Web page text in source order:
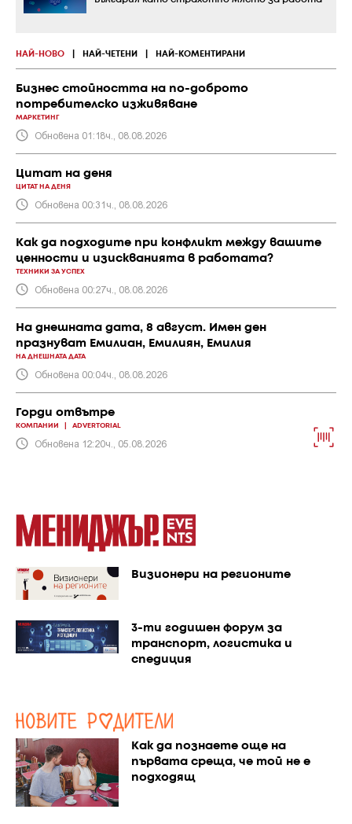
НАЙ-НОВО НАЙ-ЧЕТЕНИ НАЙ-КОМЕНТИРАНИ
Бизнес стойността на по-доброто
потребителско изживяване
МАРКЕТИНГ
Обновена 01:18ч., 08.08.2026
Цитат на деня
ЦИТАТ НА ДЕНЯ
Обновена 00:31ч., 08.08.2026
Как да подходите при конфликт между вашите
ценности и изискванията в работата?
ТЕХНИКИ ЗА УСПЕХ
Обновена 00:27ч., 08.08.2026
На днешната дата, 8 август. Имен ден
празнуват Емилиан, Емилиян, Емилия
НА ДНЕШНАТА ДАТА
Обновена 00:04ч., 08.08.2026
Горди отвътре
КОМПАНИИ ADVERTORIAL
Обновена 12:20ч., 05.08.2026
Визионери на регионите
3-ти годишен форум за
транспорт, логистика и
спедиция
Как да познаете още на
първата среща, че той не е
подходящ